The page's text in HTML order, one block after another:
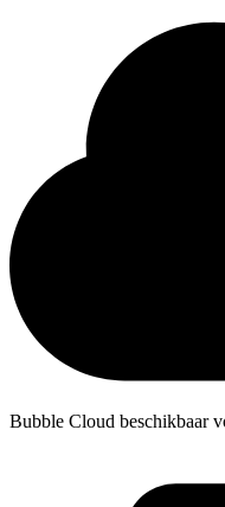
Bubble Cloud beschikbaar